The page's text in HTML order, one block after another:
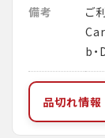
備考
ご
b
品切れ情報